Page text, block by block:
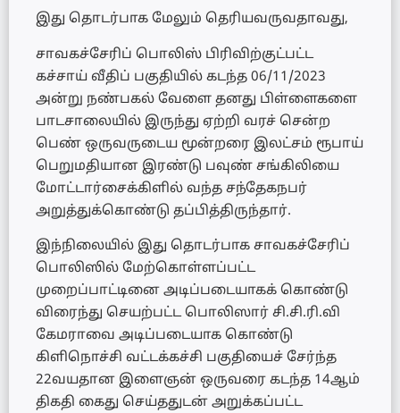
இது தொடர்பாக மேலும் தெரியவருவதாவது,
சாவகச்சேரிப் பொலிஸ் பிரிவிற்குட்பட்ட
கச்சாய் வீதிப் பகுதியில் கடந்த 06/11/2023
அன்று நண்பகல் வேளை தனது பிள்ளைகளை
பாடசாலையில் இருந்து ஏற்றி வரச் சென்ற
பெண் ஒருவருடைய மூன்றரை இலட்சம் ரூபாய்
பெறுமதியான இரண்டு பவுண் சங்கிலியை
மோட்டார்சைக்கிளில் வந்த சந்தேகநபர்
அறுத்துக்கொண்டு தப்பித்திருந்தார்.
இந்நிலையில் இது தொடர்பாக சாவகச்சேரிப்
பொலிஸில் மேற்கொள்ளப்பட்ட
முறைப்பாட்டினை அடிப்படையாகக் கொண்டு
விரைந்து செயற்பட்ட பொலிஸார் சி.சி.ரி.வி
கேமராவை அடிப்படையாக கொண்டு
கிளிநொச்சி வட்டக்கச்சி பகுதியைச் சேர்ந்த
22வயதான இளைஞன் ஒருவரை கடந்த 14ஆம்
திகதி கைது செய்ததுடன் அறுக்கப்பட்ட